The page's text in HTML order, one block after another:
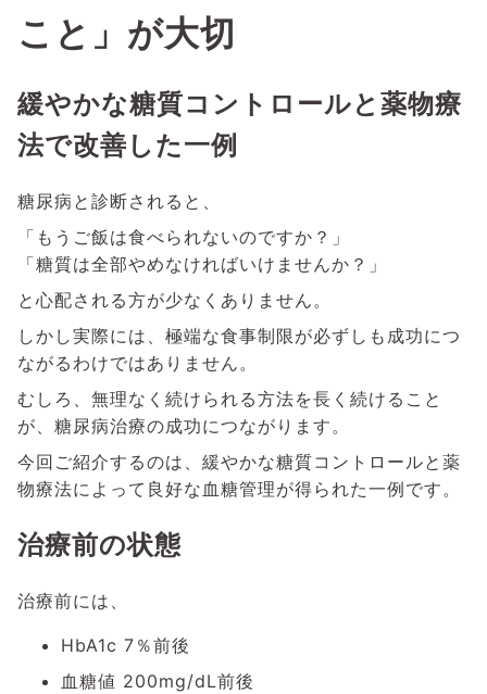
こと」が大切
緩やかな糖質コントロールと薬物療
法で改善した一例
糖尿病と診断されると、
「もうご飯は食べられないのですか？」
「糖質は全部やめなければいけませんか？」
と心配される方が少なくありません。
しかし実際には、極端な食事制限が必ずしも成功につ
ながるわけではありません。
むしろ、無理なく続けられる方法を長く続けること
が、糖尿病治療の成功につながります。
今回ご紹介するのは、緩やかな糖質コントロールと薬
物療法によって良好な血糖管理が得られた一例です。
治療前の状態
治療前には、
HbA1c 7％前後
血糖値 200mg/dL前後